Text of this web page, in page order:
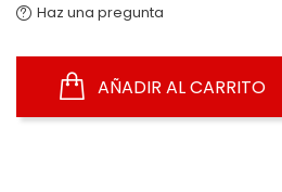
Haz una pregunta
AÑADIR AL CARRITO